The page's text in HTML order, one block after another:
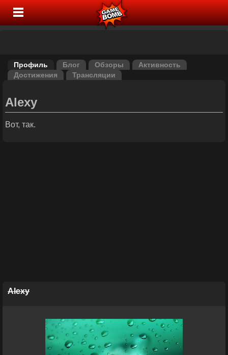
Профиль Блог Обзоры
Активность
Достижения
Трансляции
Alexy
Вот, так.
Alexy